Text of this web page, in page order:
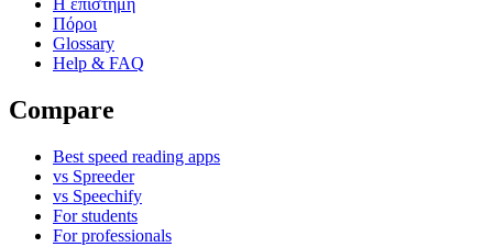
Η επιστήμη
Πόροι
Glossary
Help & FAQ
Compare
Best speed reading apps
vs Spreeder
vs Speechify
For students
For professionals